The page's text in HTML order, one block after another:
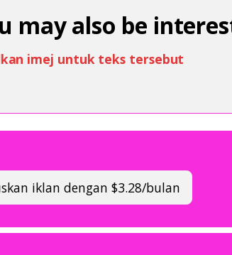
may also be
imej untuk teks tersebut
iklan dengan $3.28/bulan